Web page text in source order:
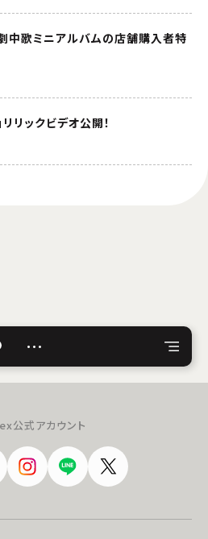
中歌ミニアルバムの店舗購入者特
リックビデオ公開！
…
公式アカウント